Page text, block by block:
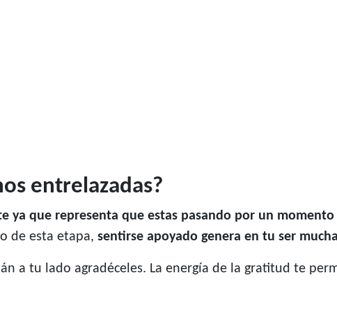
entrelazadas?
ya que representa que estas pasando por un
de esta etapa, sentirse apoyado genera en tu ser
a tu lado agradéceles. La energía de la gratitud te